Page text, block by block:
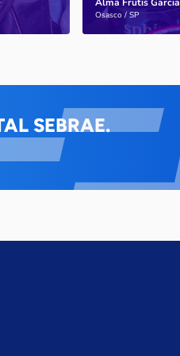
Osasco / SP
Saiba mais
SEBRAE.